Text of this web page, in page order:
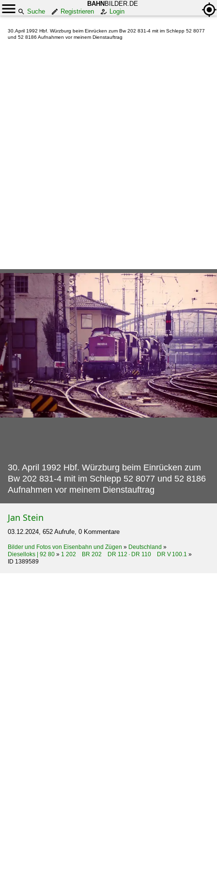
BAHN BILDER.DE
Suche
Registrieren Login
30.April 1992 Hbf. Würzburg beim Einrücken zum Bw 202 831-4 mit im Schlepp 52 8077
und 52 8186 Aufnahmen vor meinem Dienstauftrag
30. April 1992 Hbf. Würzburg beim Einrücken zum
Bw 202 831-4 mit im Schlepp 52 8077 und 52 8186
Aufnahmen vor meinem Dienstauftrag
Jan Stein
03.12.2024, 652 Aufrufe, 0 Kommentare
Bilder und Fotos von Eisenbahn und Zügen » Deutschland »
Dieselloks | 92 80 » 1 202 BR 202 DR 112 · DR 110 DR V 100.1 »
ID 1389589